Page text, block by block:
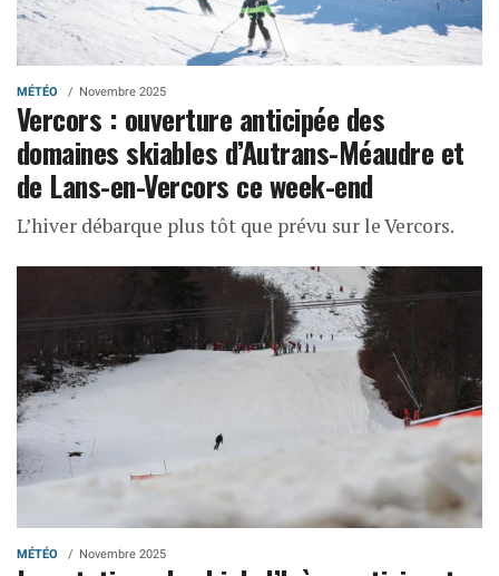
MÉTÉO Novembre 2025
Vercors : ouverture anticipée des
domaines skiables d’Autrans-Méaudre et
de Lans-en-Vercors ce week-end
L’hiver débarque plus tôt que prévu sur le Vercors.
MÉTÉO Novembre 2025